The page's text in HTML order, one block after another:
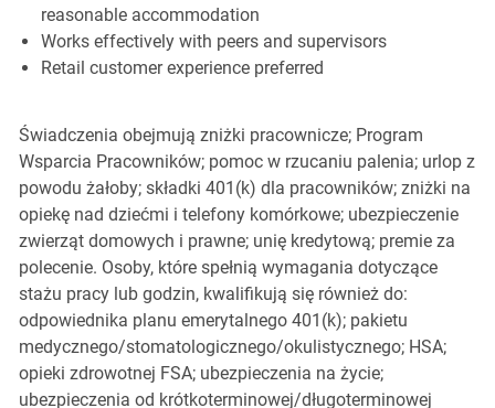
reasonable accommodation
Works effectively with peers and supervisors
Retail customer experience preferred
Świadczenia obejmują zniżki pracownicze; Program
Wsparcia Pracowników; pomoc w rzucaniu palenia; urlop z
powodu żałoby; składki 401(k) dla pracowników; zniżki na
opiekę nad dziećmi i telefony komórkowe; ubezpieczenie
zwierząt domowych i prawne; unię kredytową; premie za
polecenie. Osoby, które spełnią wymagania dotyczące
stażu pracy lub godzin, kwalifikują się również do:
odpowiednika planu emerytalnego 401(k); pakietu
medycznego/stomatologicznego/okulistycznego; HSA;
opieki zdrowotnej FSA; ubezpieczenia na życie;
ubezpieczenia od krótkoterminowej/długoterminowej